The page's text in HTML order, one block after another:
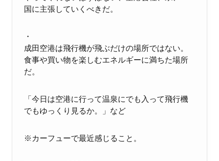
国に主張していくべきだ。
・
成田空港は飛行機が飛ぶだけの場所ではない。
食事や買い物を楽しむエネルギーに満ちた場所
だ。
「今日は空港に行って温泉にでも入って飛行機
でもゆっくり見るか。」 など
※カーフューで最近感じること。